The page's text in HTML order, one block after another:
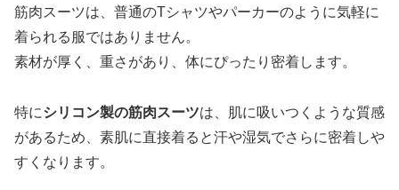
筋肉スーツは、普通のTシャツやパーカーのように気軽に
着られる服ではありません。
素材が厚く、重さがあり、体にぴったり密着します。
特にシリコン製の筋肉スーツは、肌に吸いつくような質感
があるため、素肌に直接着ると汗や湿気でさらに密着しや
すくなります。